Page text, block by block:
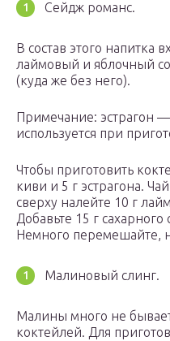
Сейдж романс.
В состав этого напитка
лаймовый и яблочный
(куда же без него).
Примечание: эстрагон
используется при
Чтобы приготовить
киви и 5 г эстрагона.
сверху налейте 10 г
Добавьте 15 г
Немного перемешайте,
Малиновый слинг.
Малины много не
коктейлей. Для